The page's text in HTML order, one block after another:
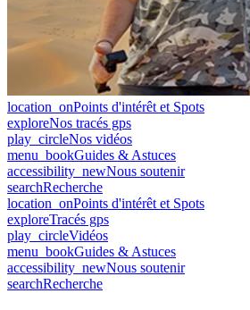
location_onPoints d'intérêt et Spots
exploreNos tracés gps
play_circleNos vidéos
menu_bookGuides & Astuces
accessibility_newNous soutenir
searchRecherche
location_onPoints d'intérêt et Spots
exploreTracés gps
play_circleVidéos
menu_bookGuides & Astuces
accessibility_newNous soutenir
searchRecherche